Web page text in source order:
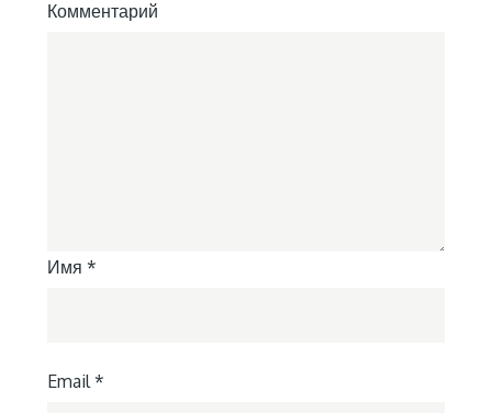
Комментарий
Имя *
Email *